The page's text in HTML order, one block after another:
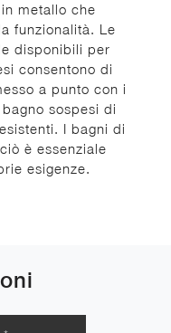
metallo che
funzionalità. Le
disponibili per
consentono di
a punto con i
sospesi di
I bagni di
è essenziale
esigenze.